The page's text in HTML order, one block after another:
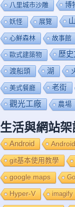
八里城市沙雕 博
妖怪 展覽
心鮮森林 故事館
歐式建築物 歷
渡船頭 湖
美式餐廳 老街
觀光工廠 農場
生活與網站架
Android
git基本使用教學
google maps
Hyper-V imagify